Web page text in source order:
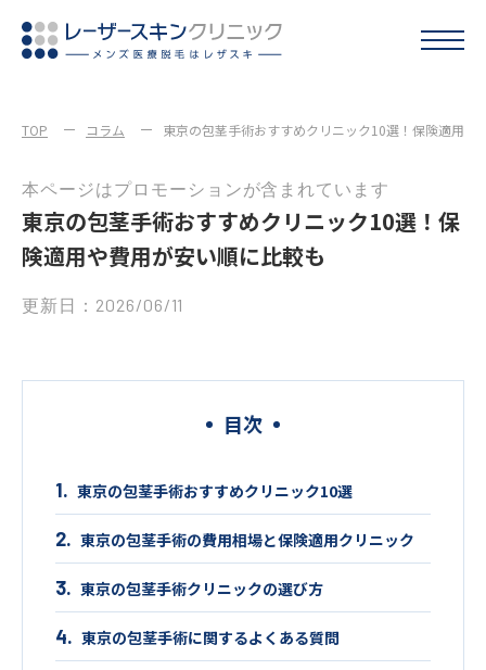
TOP コラム 東京の包茎手術おすすめクリニック10選！保険適用や
本ページはプロモーションが含まれています
東京の包茎手術おすすめクリニック10選！保
険適用や費用が安い順に比較も
更新日：2026/06/11
目次
東京の包茎手術おすすめクリニック10選
東京の包茎手術の費用相場と保険適用クリニック
東京の包茎手術クリニックの選び方
東京の包茎手術に関するよくある質問